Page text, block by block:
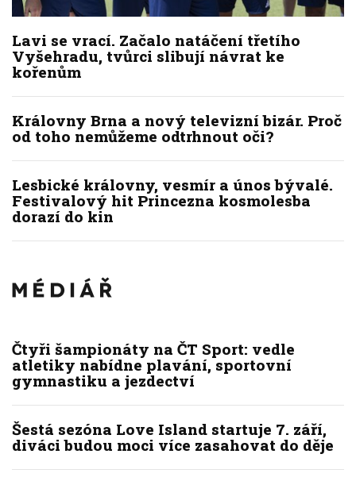
Lavi se vrací. Začalo natáčení třetího
Vyšehradu, tvůrci slibují návrat ke
kořenům
Královny Brna a nový televizní bizár. Proč
od toho nemůžeme odtrhnout oči?
Lesbické královny, vesmír a únos bývalé.
Festivalový hit Princezna kosmolesba
dorazí do kin
Čtyři šampionáty na ČT Sport: vedle
atletiky nabídne plavání, sportovní
gymnastiku a jezdectví
Šestá sezóna Love Island startuje 7. září,
diváci budou moci více zasahovat do děje